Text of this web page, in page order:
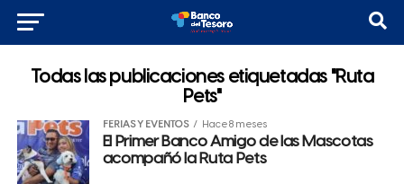
Todas las publicaciones etiquetadas "Ruta
Pets"
FERIAS Y EVENTOS Hace 8 meses
El Primer Banco Amigo de las Mascotas
acompañó la Ruta Pets